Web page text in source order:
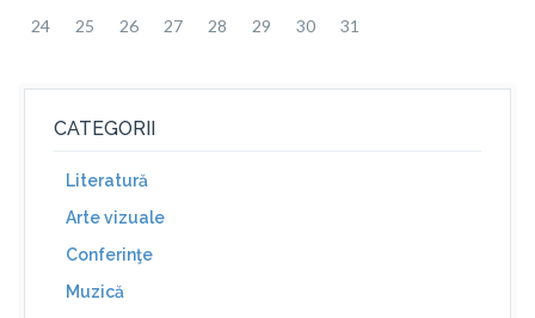
24 25 26 27 28 29 30 31
CATEGORII
Literatură
Arte vizuale
Conferinţe
Muzică